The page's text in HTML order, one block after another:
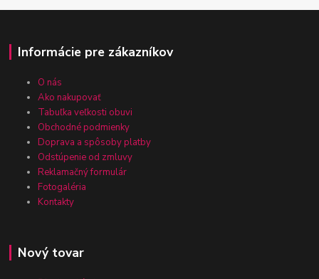
Informácie pre zákazníkov
O nás
Ako nakupovať
Tabuľka veľkosti obuvi
Obchodné podmienky
Doprava a spôsoby platby
Odstúpenie od zmluvy
Reklamačný formulár
Fotogaléria
Kontakty
Nový tovar